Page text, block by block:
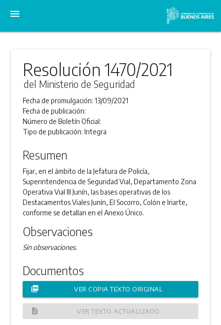
menu
Resolución 1470/2021
del Ministerio de Seguridad
Fecha de promulgación:13/09/2021
Fecha de publicación:
Número de Boletín Oficial:
Tipo de publicación:Integra
Resumen
Fijar, en el ámbito de la Jefatura de Policía,
Superintendencia de Seguridad Vial, Departamento Zona
Operativa Vial III Junín, las bases operativas de los
Destacamentos Viales Junín, El Socorro, Colón e Iriarte,
conforme se detallan en el Anexo Único.
Observaciones
Sin observaciones.
Documentos
picture_as_pdf VER COPIA TEXTO ORIGINAL
description VER TEXTO ACTUALIZADO